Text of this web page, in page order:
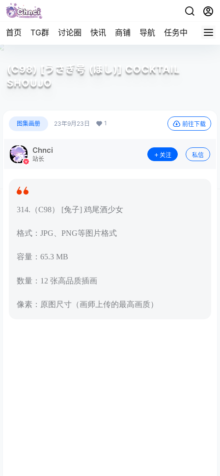
首页 TG群 讨论圈 快讯 商铺 导航 任务中心 帮助
(C98) [うさぎ号 (ほし)] COCKTAIL
SHOUJO
图集画册 23年9月23日 1 前往下载
Chnci
站长
关注 私信
314.（C98） [兔子] 鸡尾酒少女
格式：JPG、PNG等图片格式
容量：65.3 MB
数量：12 张高品质插画
像素：原图尺寸（画师上传的最高画质）